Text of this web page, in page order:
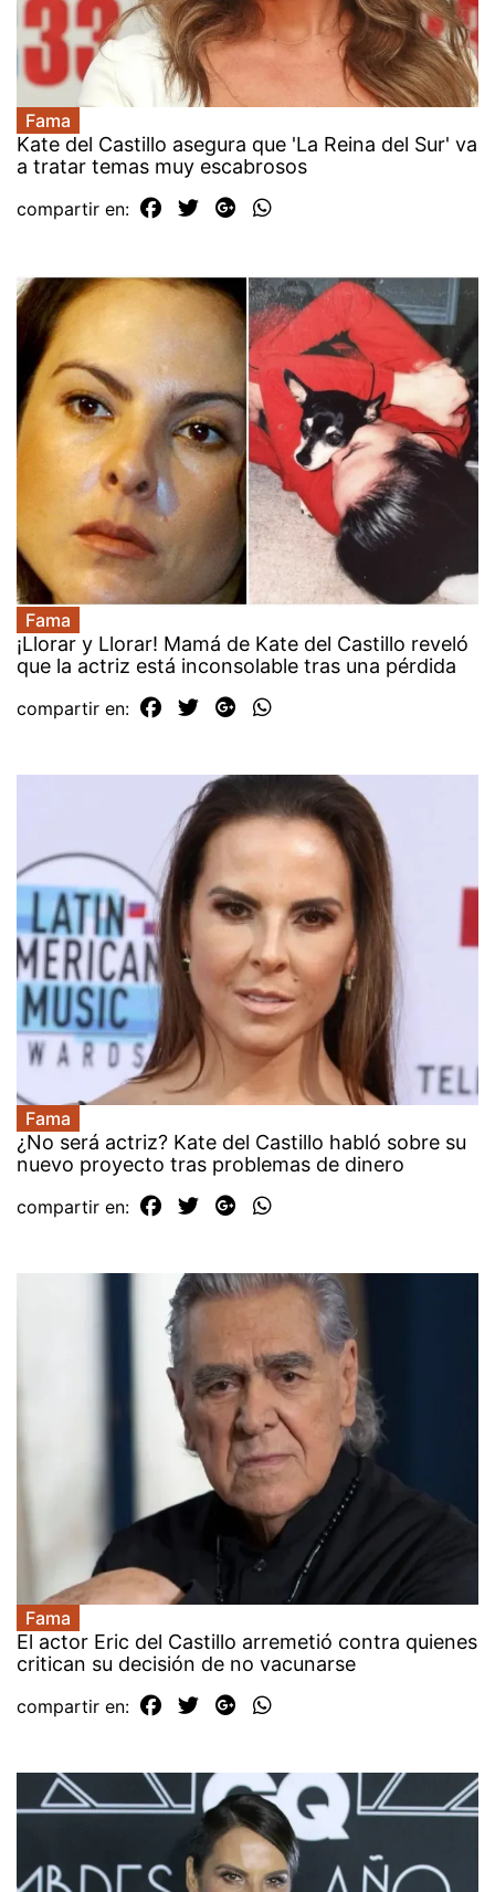
Fama
Kate del Castillo asegura que 'La Reina del Sur' va
a tratar temas muy escabrosos
compartir en:
Fama
¡Llorar y Llorar! Mamá de Kate del Castillo reveló
que la actriz está inconsolable tras una pérdida
compartir en:
Fama
¿No será actriz? Kate del Castillo habló sobre su
nuevo proyecto tras problemas de dinero
compartir en:
Fama
El actor Eric del Castillo arremetió contra quienes
critican su decisión de no vacunarse
compartir en: